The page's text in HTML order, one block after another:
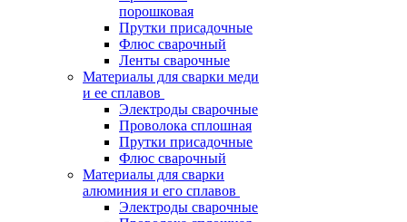
порошковая
Прутки присадочные
Флюс сварочный
Ленты сварочные
Материалы для сварки меди
и ее сплавов
Электроды сварочные
Проволока сплошная
Прутки присадочные
Флюс сварочный
Материалы для сварки
алюминия и его сплавов
Электроды сварочные